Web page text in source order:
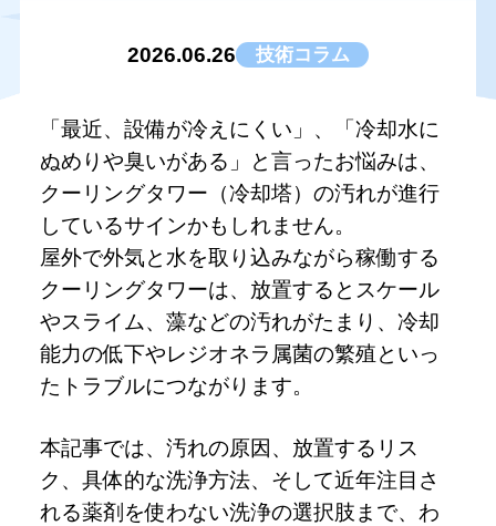
2026.06.26 技術コラム
「最近、設備が冷えにくい」、「冷却水に
ぬめりや臭いがある」と言ったお悩みは、
クーリングタワー（冷却塔）の汚れが進行
しているサインかもしれません。
屋外で外気と水を取り込みながら稼働する
クーリングタワーは、放置するとスケール
やスライム、藻などの汚れがたまり、冷却
能力の低下やレジオネラ属菌の繁殖といっ
たトラブルにつながります。
本記事では、汚れの原因、放置するリス
ク、具体的な洗浄方法、そして近年注目さ
れる薬剤を使わない洗浄の選択肢まで、わ